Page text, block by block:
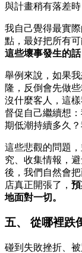
與計畫稍有落差
我自己覺得最實
點，最好把所有
這些壞事發生的
舉例來說，如果
隆，反倒會先做
沒什麼客人，這
督促自己繼續想
期低潮持續多久
這些悲觀的問題
究、收集情報，
後，我們自然會
店真正開張了，
地面對一切。
五、 從哪裡跌
碰到失敗挫折、